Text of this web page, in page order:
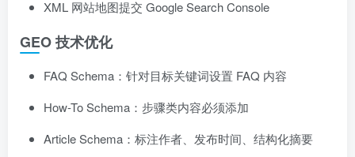
XML 网站地图提交 Google Search Console
GEO 技术优化
FAQ Schema：针对目标关键词设置 FAQ 内容
How-To Schema：步骤类内容必须添加
Article Schema：标注作者、发布时间、结构化摘要